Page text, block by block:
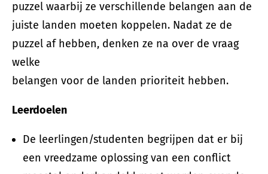
puzzel waarbij ze verschillende belangen aan de
juiste landen moeten koppelen. Nadat ze de
puzzel af hebben, denken ze na over de vraag
welke
belangen voor de landen prioriteit hebben.
Leerdoelen
De leerlingen/studenten begrijpen dat er bij
een vreedzame oplossing van een conflict